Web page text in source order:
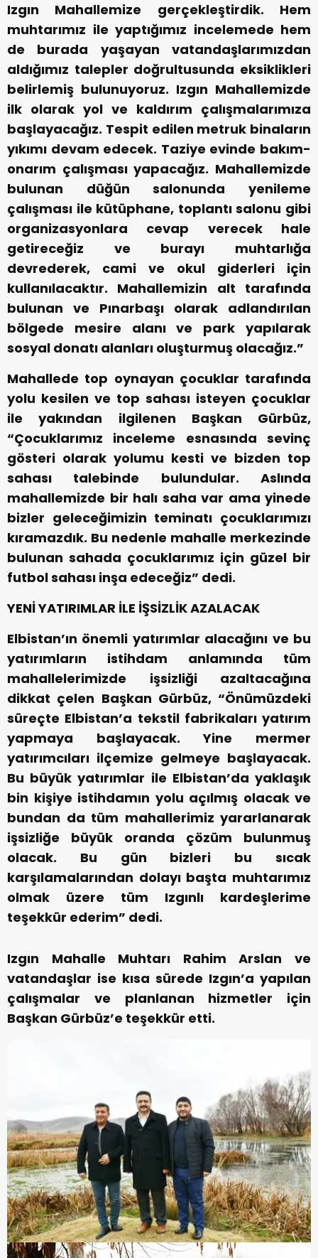
Izgın Mahallemize gerçekleştirdik. Hem
muhtarımız ile yaptığımız incelemede hem
de burada yaşayan vatandaşlarımızdan
aldığımız talepler doğrultusunda eksiklikleri
belirlemiş bulunuyoruz. Izgın Mahallemizde
ilk olarak yol ve kaldırım çalışmalarımıza
başlayacağız. Tespit edilen metruk binaların
yıkımı devam edecek. Taziye evinde bakım-
onarım çalışması yapacağız. Mahallemizde
bulunan düğün salonunda yenileme
çalışması ile kütüphane, toplantı salonu gibi
organizasyonlara cevap verecek hale
getireceğiz ve burayı muhtarlığa
devrederek, cami ve okul giderleri için
kullanılacaktır. Mahallemizin alt tarafında
bulunan ve Pınarbaşı olarak adlandırılan
bölgede mesire alanı ve park yapılarak
sosyal donatı alanları oluşturmuş olacağız.”
Mahallede top oynayan çocuklar tarafında
yolu kesilen ve top sahası isteyen çocuklar
ile yakından ilgilenen Başkan Gürbüz,
“Çocuklarımız inceleme esnasında sevinç
gösteri olarak yolumu kesti ve bizden top
sahası talebinde bulundular. Aslında
mahallemizde bir halı saha var ama yinede
bizler geleceğimizin teminatı çocuklarımızı
kıramazdık. Bu nedenle mahalle merkezinde
bulunan sahada çocuklarımız için güzel bir
futbol sahası inşa edeceğiz” dedi.
YENİ YATIRIMLAR İLE İŞSİZLİK AZALACAK
Elbistan’ın önemli yatırımlar alacağını ve bu
yatırımların istihdam anlamında tüm
mahallelerimizde işsizliği azaltacağına
dikkat çelen Başkan Gürbüz, “Önümüzdeki
süreçte Elbistan’a tekstil fabrikaları yatırım
yapmaya başlayacak. Yine mermer
yatırımcıları ilçemize gelmeye başlayacak.
Bu büyük yatırımlar ile Elbistan’da yaklaşık
bin kişiye istihdamın yolu açılmış olacak ve
bundan da tüm mahallerimiz yararlanarak
işsizliğe büyük oranda çözüm bulunmuş
olacak. Bu gün bizleri bu sıcak
karşılamalarından dolayı başta muhtarımız
olmak üzere tüm Izgınlı kardeşlerime
teşekkür ederim” dedi.
Izgın Mahalle Muhtarı Rahim Arslan ve
vatandaşlar ise kısa sürede Izgın’a yapılan
çalışmalar ve planlanan hizmetler için
Başkan Gürbüz’e teşekkür etti.